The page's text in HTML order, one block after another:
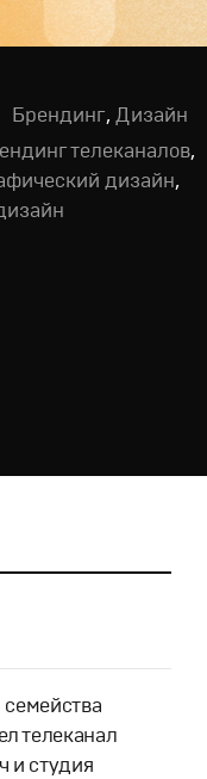
Брендинг, Дизайн
телеканалов,
дизайн,
семейства
телеканал
и студия